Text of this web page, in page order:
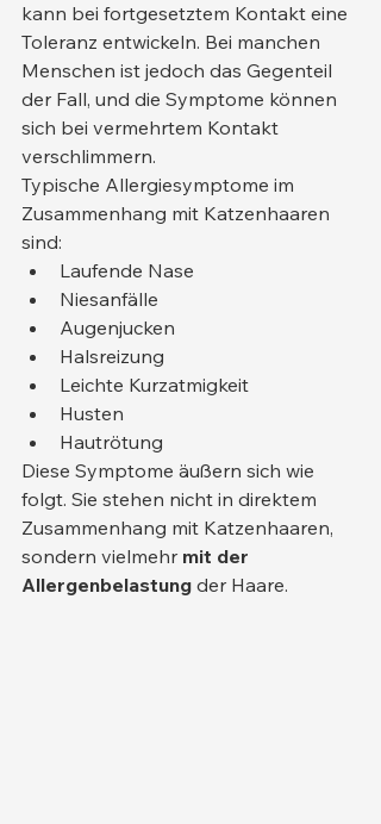
kann bei fortgesetztem Kontakt eine
Toleranz entwickeln. Bei manchen
Menschen ist jedoch das Gegenteil
der Fall, und die Symptome können
sich bei vermehrtem Kontakt
verschlimmern.
Typische Allergiesymptome im
Zusammenhang mit Katzenhaaren
sind:
Laufende Nase
Niesanfälle
Augenjucken
Halsreizung
Leichte Kurzatmigkeit
Husten
Hautrötung
Diese Symptome äußern sich wie
folgt. Sie stehen nicht in direktem
Zusammenhang mit Katzenhaaren,
sondern vielmehr mit der
Allergenbelastung der Haare.